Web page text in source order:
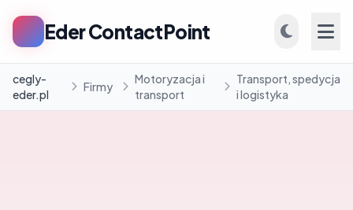
Eder ContactPoint
cegly-
eder.pl
Firmy
Motoryzacja i
transport
Transport, spedycja
i logistyka